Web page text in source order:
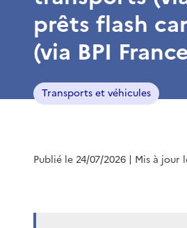
prêts flash
(via BPI
Transports et véhicules
Publié le 24/07/2026 | Mis à jour